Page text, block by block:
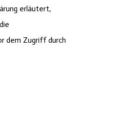
erläutert,
dem Zugriff durch